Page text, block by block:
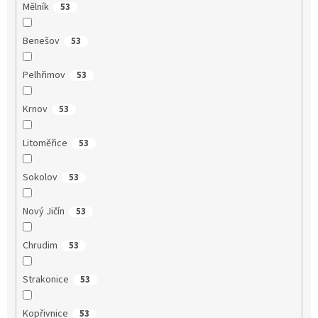
Mělník 53
Benešov 53
Pelhřimov 53
Krnov 53
Litoměřice 53
Sokolov 53
Nový Jičín 53
Chrudim 53
Strakonice 53
Kopřivnice 53